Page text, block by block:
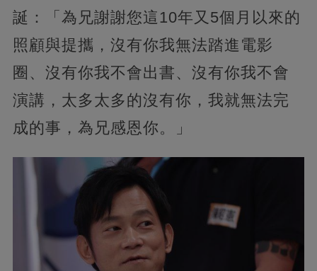
誕：「為兄謝謝您這10年又5個月以來的
照顧與提攜，沒有你我無法踏進電影
圈、沒有你我不會出書、沒有你我不會
演講，太多太多的沒有你，我就無法完
成的事，為兄感恩你。」